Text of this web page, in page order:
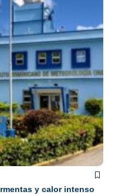
y calor intenso